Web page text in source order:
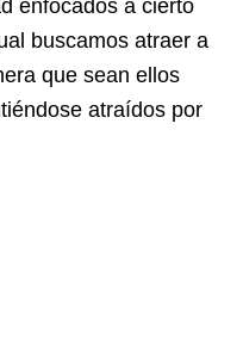
enfocados a cierto
buscamos atraer a
que sean ellos
atraídos por